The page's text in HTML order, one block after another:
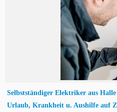
Selbstständiger Elektriker aus
Urlaub, Krankheit u. Aushilfe auf